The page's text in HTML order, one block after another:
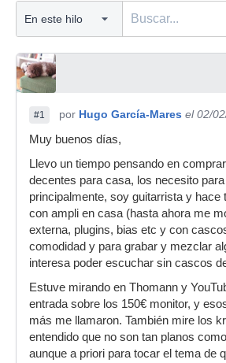
#1 por Hugo García-Mares el 02/
Muy buenos días,
Llevo un tiempo pensando en
decentes para casa, los necesito
principalmente, soy guitarrista y hace
con ampli en casa (hasta ahora me
externa, plugins, bias etc y con
comodidad y para grabar y mezclar
interesa poder escuchar sin cascos
Estuve mirando en Thomann y
entrada sobre los 150€ monitor, y
más me llamaron. También mire los
entendido que no son tan planos
aunque a priori para tocar el tema de